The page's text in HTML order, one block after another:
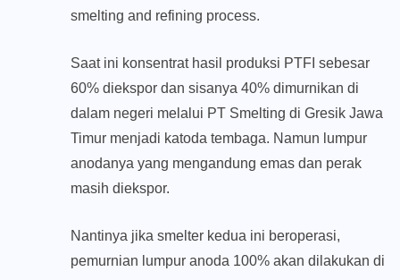
smelting and refining process.
Saat ini konsentrat hasil produksi PTFI sebesar
60% diekspor dan sisanya 40% dimurnikan di
dalam negeri melalui PT Smelting di Gresik Jawa
Timur menjadi katoda tembaga. Namun lumpur
anodanya yang mengandung emas dan perak
masih diekspor.
Nantinya jika smelter kedua ini beroperasi,
pemurnian lumpur anoda 100% akan dilakukan di